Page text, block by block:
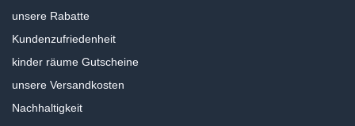
unsere Rabatte
Kundenzufriedenheit
kinder räume Gutscheine
unsere Versandkosten
Nachhaltigkeit